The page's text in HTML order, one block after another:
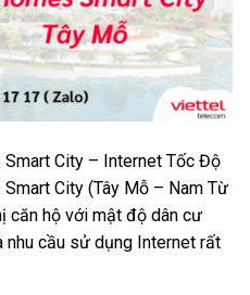
City – Internet Tốc Độ
City (Tây Mỗ – Nam Từ
căn hộ với mật độ dân cư
nhu cầu sử dụng Internet rất